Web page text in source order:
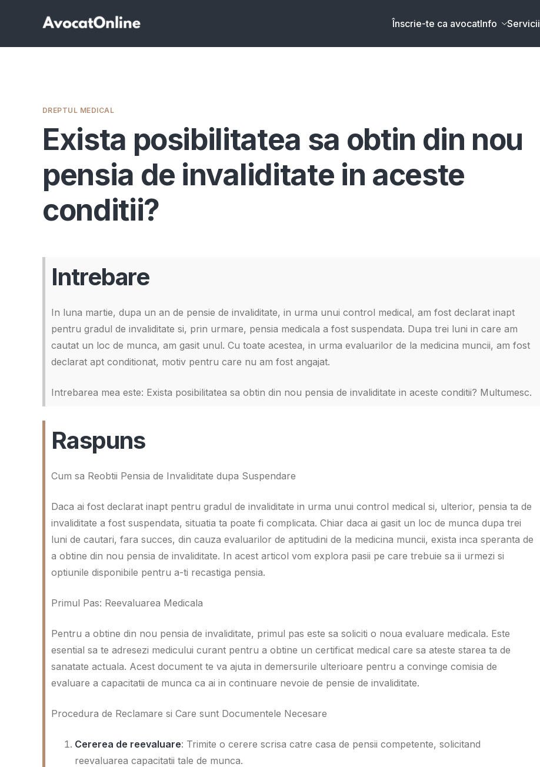
Înscrie-te ca avocatInfo Servicii
DREPTUL MEDICAL
Exista posibilitatea sa obtin din nou
pensia de invaliditate in aceste
conditii?
Intrebare
In luna martie, dupa un an de pensie de invaliditate, in urma unui control medical, am fost declarat inapt
pentru gradul de invaliditate si, prin urmare, pensia medicala a fost suspendata. Dupa trei luni in care am
cautat un loc de munca, am gasit unul. Cu toate acestea, in urma evaluarilor de la medicina muncii, am fost
declarat apt conditionat, motiv pentru care nu am fost angajat.
Intrebarea mea este: Exista posibilitatea sa obtin din nou pensia de invaliditate in aceste conditii? Multumesc.
Raspuns
Cum sa Reobtii Pensia de Invaliditate dupa Suspendare
Daca ai fost declarat inapt pentru gradul de invaliditate in urma unui control medical si, ulterior, pensia ta de
invaliditate a fost suspendata, situatia ta poate fi complicata. Chiar daca ai gasit un loc de munca dupa trei
luni de cautari, fara succes, din cauza evaluarilor de aptitudini de la medicina muncii, exista inca speranta de
a obtine din nou pensia de invaliditate. In acest articol vom explora pasii pe care trebuie sa ii urmezi si
optiunile disponibile pentru a-ti recastiga pensia.
Primul Pas: Reevaluarea Medicala
Pentru a obtine din nou pensia de invaliditate, primul pas este sa soliciti o noua evaluare medicala. Este
esential sa te adresezi medicului curant pentru a obtine un certificat medical care sa ateste starea ta de
sanatate actuala. Acest document te va ajuta in demersurile ulterioare pentru a convinge comisia de
evaluare a capacitatii de munca ca ai in continuare nevoie de pensie de invaliditate.
Procedura de Reclamare si Care sunt Documentele Necesare
Cererea de reevaluare: Trimite o cerere scrisa catre casa de pensii competente, solicitand
reevaluarea capacitatii tale de munca.